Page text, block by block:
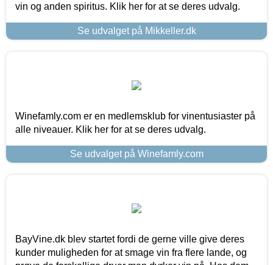
vin og anden spiritus. Klik her for at se deres udvalg.
Se udvalget på Mikkeller.dk
Winefamly.com er en medlemsklub for vinentusiaster på
alle niveauer. Klik her for at se deres udvalg.
Se udvalget på Winefamly.com
BayVine.dk blev startet fordi de gerne ville give deres
kunder muligheden for at smage vin fra flere lande, og